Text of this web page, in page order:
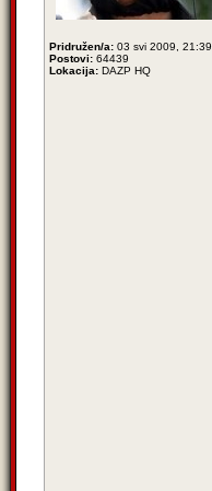
Pridružen/a: 03 svi 2009, 21:39
Postovi: 64439
Lokacija: DAZP HQ